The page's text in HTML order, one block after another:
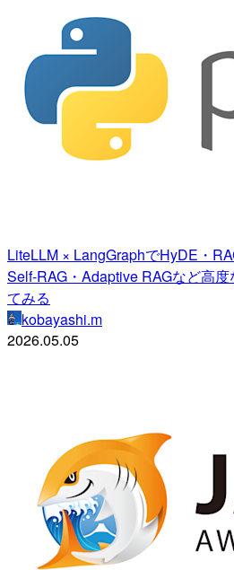
LiteLLM × LangGraphでHyDE・
Self-RAG・Adaptive RAGなど高
てみる
kobayashi.m
2026.05.05